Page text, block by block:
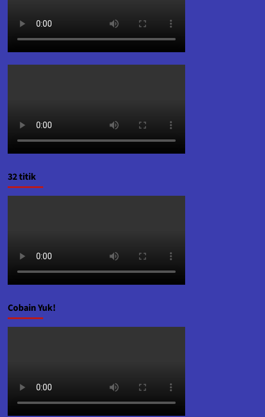
32 titik
Cobain Yuk!